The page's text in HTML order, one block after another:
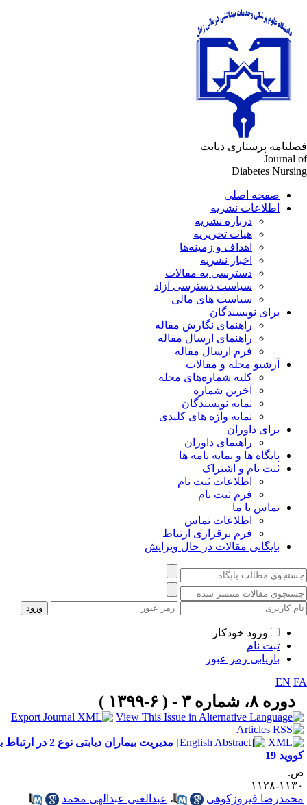
پرستاری دیابت
Journal
Diabetes
صفحه اصلی
اطلاعات نشریه
درباره نشریه
هیات تحریریه
اهداف و زمینه‌ها
اخبار نشریه
دسترسی به مقالات
سیاست دسترسی آزاد
سیاست های مالی
برای نویسندگان
راهنمای نگارش مقاله
راهنمای ارسال مقاله
فرم ارسال مقاله
آرشیو مجله و مقالات
کلیه شماره‌های مجله
آخرین شماره
نمایه نویسندگان
نمایه واژه های کلیدی
برای داوران
راهنمای داوران
پایگاه ها و نمایه نامه ها
ثبت نام و اشتراک
اطلاعات ثبت نام
فرم ثبت نام
تماس با ما
اطلاعات تماس
فرم برقراری ارتباط
بایگانی مقالات در حال ویرایش
ورود خودکار
ثبت نام
بازیابی رمز عبور
EN
دوره ۸، شماره ۳ - ( ۶-۱۳۹۹ )
مدیریت بیماران دیابتی نوع 2 در ارتباط با
19
۱۱۲۸
فیروزکوهی
،عبدالغنی عبدالهی محمد